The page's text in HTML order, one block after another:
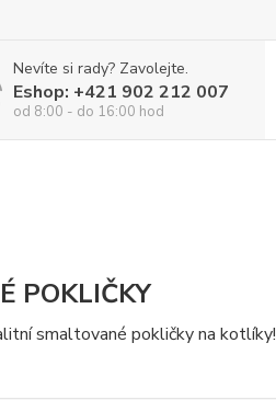
Nevíte si rady? Zavolejte.
Eshop: +421 902 212 007
od 8:00 - do 16:00 hod
POKLIČKY
smaltované pokličky na kotlíky!